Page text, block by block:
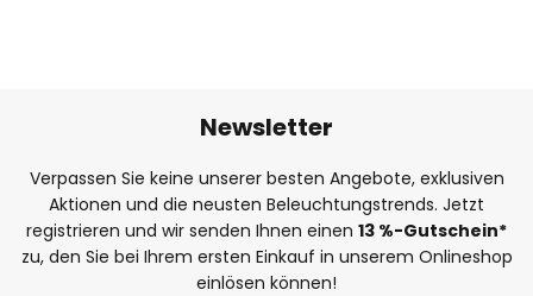
Newsletter
Verpassen Sie keine unserer besten Angebote, exklusiven
Aktionen und die neusten Beleuchtungstrends. Jetzt
registrieren und wir senden Ihnen einen 13 %-Gutschein*
zu, den Sie bei Ihrem ersten Einkauf in unserem Onlineshop
einlösen können!